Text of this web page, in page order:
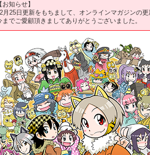
【お知らせ】
月25日更新をもちまして、オンラインマガジンの
までご愛顧頂きましてありがとうございました。